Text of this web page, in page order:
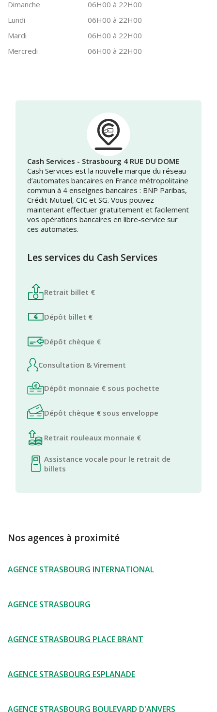
Dimanche
06H00 à 22H00
Lundi
06H00 à 22H00
Mardi
06H00 à 22H00
Mercredi
06H00 à 22H00
Cash Services - Strasbourg 4 RUE DU DOME
Cash Services est la nouvelle marque du réseau
d’automates bancaires en France métropolitaine
commun à 4 enseignes bancaires : BNP Paribas,
Crédit Mutuel, CIC et SG. Vous pouvez
maintenant effectuer gratuitement et facilement
vos opérations bancaires en libre-service sur
ces automates.
Les services du Cash Services
Retrait billet €
Dépôt billet €
Dépôt chèque €
Consultation & Virement
Dépôt monnaie € sous pochette
Dépôt chèque € sous enveloppe
Retrait rouleaux monnaie €
Assistance vocale pour le retrait de
billets
Nos agences à proximité
AGENCE STRASBOURG INTERNATIONAL
AGENCE STRASBOURG
AGENCE STRASBOURG PLACE BRANT
AGENCE STRASBOURG ESPLANADE
AGENCE STRASBOURG BOULEVARD D'ANVERS